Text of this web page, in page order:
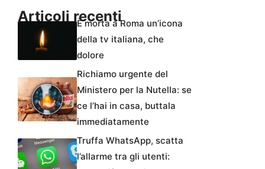
Articoli recentiÈ morta a Roma un’icona
della tv italiana, che
dolore
Richiamo urgente del
Ministero per la Nutella: se
ce l’hai in casa, buttala
immediatamente
Truffa WhatsApp, scatta
l’allarme tra gli utenti: